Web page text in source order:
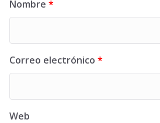
Nombre *
Correo electrónico *
Web